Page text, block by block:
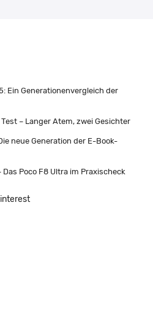
Ein Generationenvergleich der
– Langer Atem, zwei Gesichter
neue Generation der E-Book-
Poco F8 Ultra im Praxischeck